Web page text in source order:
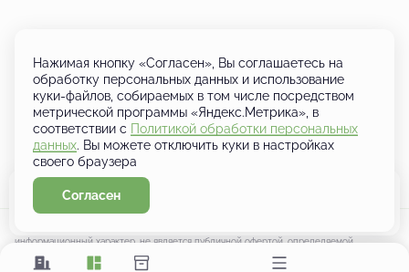
+7 (833) 249-01-01
Кировская область, д. Шутовщина,
Кирово-Чепецкий район, ул.
Ботаническая
информационный характер, не является публичной офертой, определяемой
Нажимая кнопку «Согласен», Вы соглашаетесь на
обработку персональных данных и использование
куки-файлов, собираемых в том числе посредством
метрической программы «Яндекс.Метрика», в
соответствии с Политикой обработки персональных
данных. Вы можете отключить куки в настройках
своего браузера
Согласен